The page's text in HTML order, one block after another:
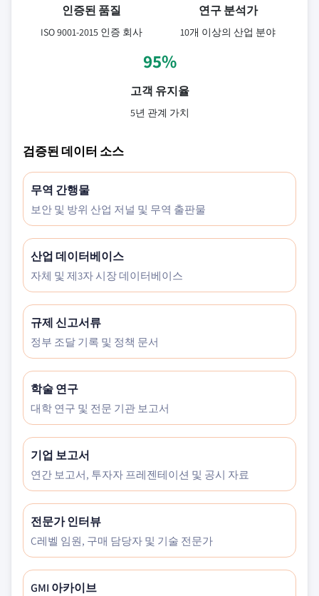
인증된 품질
ISO 9001-2015 인증 회사
연구 분석가
10개 이상의 산업 분야
95%
고객 유지율
5년 관계 가치
검증된 데이터 소스
무역 간행물
보안 및 방위 산업 저널 및 무역 출판물
산업 데이터베이스
자체 및 제3자 시장 데이터베이스
규제 신고서류
정부 조달 기록 및 정책 문서
학술 연구
대학 연구 및 전문 기관 보고서
기업 보고서
연간 보고서, 투자자 프레젠테이션 및 공시 자료
전문가 인터뷰
C레벨 임원, 구매 담당자 및 기술 전문가
GMI 아카이브